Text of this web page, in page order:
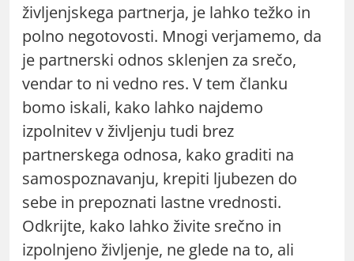
življenjskega partnerja, je lahko težko in
polno negotovosti. Mnogi verjamemo, da
je partnerski odnos sklenjen za srečo,
vendar to ni vedno res. V tem članku
bomo iskali, kako lahko najdemo
izpolnitev v življenju tudi brez
partnerskega odnosa, kako graditi na
samospoznavanju, krepiti ljubezen do
sebe in prepoznati lastne vrednosti.
Odkrijte, kako lahko živite srečno in
izpolnjeno življenje, ne glede na to, ali